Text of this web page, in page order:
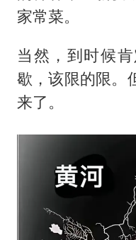
家常菜。
当然，到时候
歇，该限的限。
来了。